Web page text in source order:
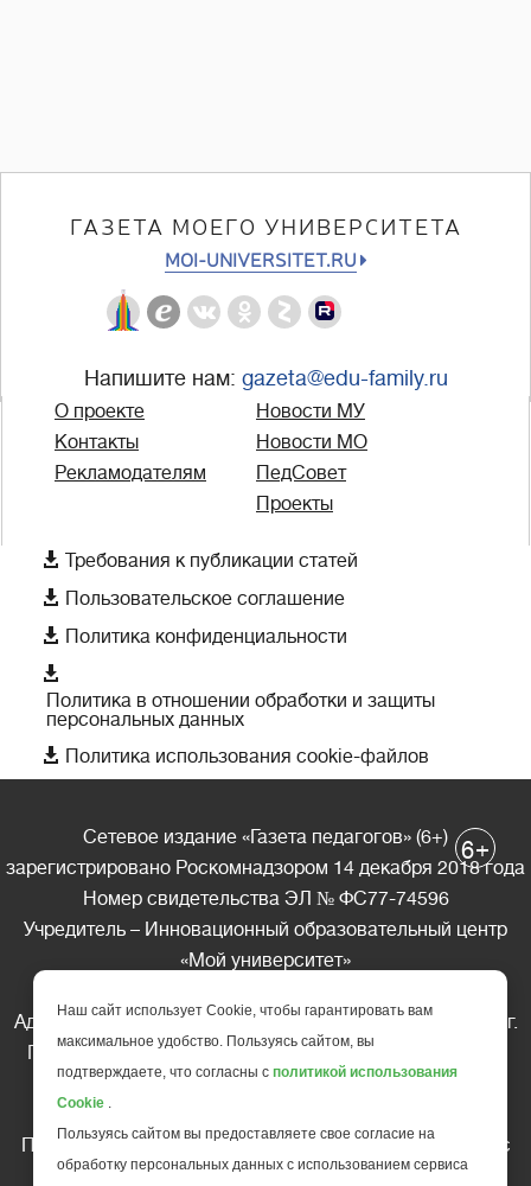
ГАЗЕТА МОЕГО УНИВЕРСИТЕТА
MOI-UNIVERSITET.RU
Напишите нам: gazeta@edu-family.ru
О проекте
Контакты
Рекламодателям
Новости МУ
Новости МО
ПедСовет
Проекты
 Требования к публикации статей
 Пользовательское соглашение
 Политика конфиденциальности

Политика в отношении обработки и защиты
персональных данных
 Политика использования cookie-файлов
Сетевое издание «Газета педагогов» (6+)
зарегистрировано Роскомнадзором 14 декабря 2018 года
Номер свидетельства ЭЛ № ФС77-74596
Учредитель – Инновационный образовательный центр
«Мой университет»
Адрес редакции: 185035 Россия, Республика Карелия, г.
Петрозаводск, ул. Фридриха Энгельса д.10, офис 211
Телефон редакции: +7 (499) 685-10-45
Перепечатка материалов газеты допускается только c
письменного разрешения редакции
6+
Наш сайт использует Cookie, чтобы гарантировать вам
максимальное удобство. Пользуясь сайтом, вы
подтверждаете, что согласны с политикой использования
Cookie .
Пользуясь сайтом вы предоставляете свое согласие на
обработку персональных данных с использованием сервиса